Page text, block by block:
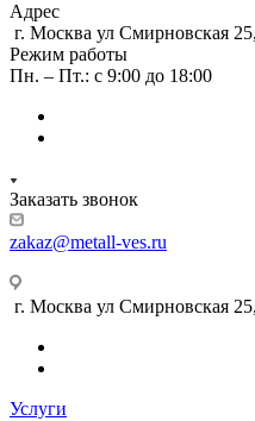
Адрес
г. Москва ул Смирновская
Режим работы
Пн. – Пт.: с 9:00 до 18:00
Заказать звонок
zakaz@metall-ves.ru
г. Москва ул Смирновская
Услуги